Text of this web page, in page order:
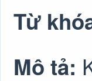
Từ
Mô tả: